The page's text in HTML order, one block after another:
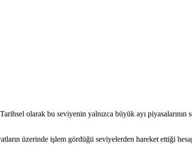
olarak bu seviyenin yalnızca büyük ayı
üzerinde işlem gördüğü seviyelerden hareket ettiği